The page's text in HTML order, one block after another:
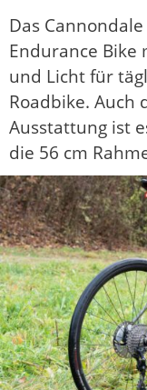
Das
Endurance
und Licht für
Roadbike. Auch
Ausstattung ist
die 56 cm